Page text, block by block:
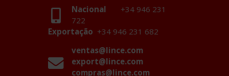
Nacional +34 946 231
722
Exportação +34 946 231 682
ventas@lince.com
export@lince.com
compras@lince.com